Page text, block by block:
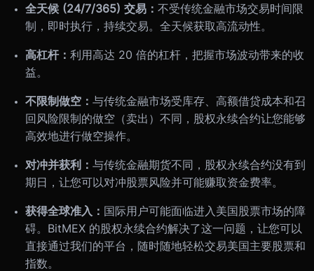
全天候 (24/7/365) 交易： 不受传统金融市场交易时间限
制，即时执行，持续交易。全天候获取高流动性。
高杠杆： 利用高达 20 倍的杠杆，把握市场波动带来的收
益。
不限制做空： 与传统金融市场受库存、高额借贷成本和召
回风险限制的做空（卖出）不同，股权永续合约让您能够
高效地进行做空操作。
对冲并获利： 与传统金融期货不同，股权永续合约没有到
期日，让您可以对冲股票风险并可能赚取资金费率。
获得全球准入： 国际用户可能面临进入美国股票市场的障
碍。BitMEX 的股权永续合约解决了这一问题，让您可以
直接通过我们的平台，随时随地轻松交易美国主要股票和
指数。